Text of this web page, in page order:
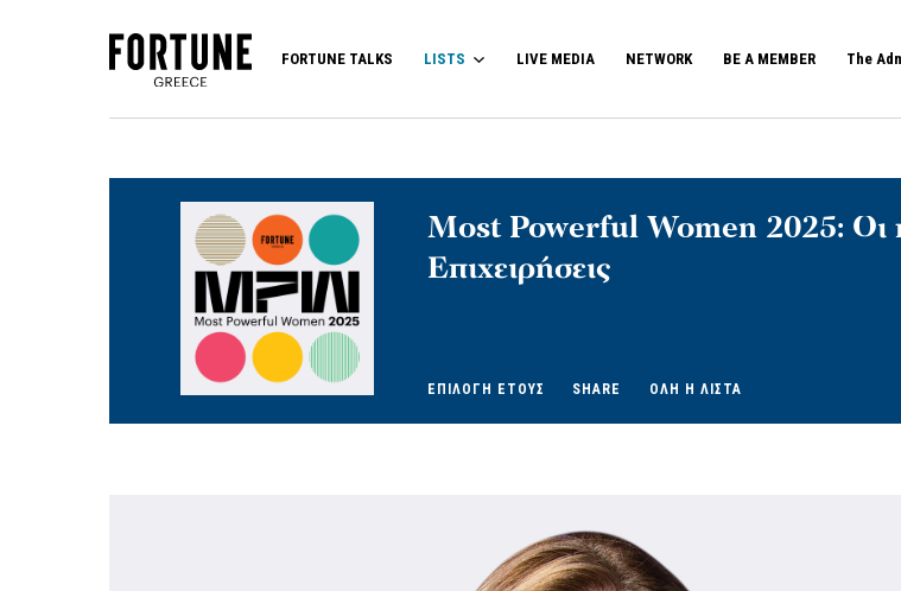
FORTUNE TALKS LISTS LIVE MEDIA NETWORK BE A MEMBER The
Most Powerful Women 2025: Οι
Επιχειρήσεις
ΕΠΙΛΟΓΗ ΕΤΟΥΣ SHARE ΟΛΗ Η ΛΙΣΤΑ